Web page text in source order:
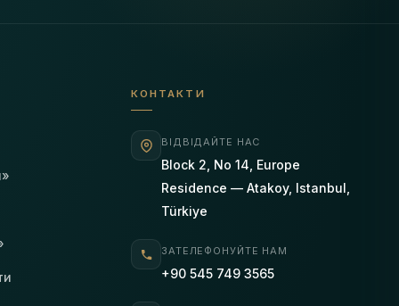
КОНТАКТИ
ВІДВІДАЙТЕ НАС
Block 2, No 14, Europe
Residence — Atakoy, Istanbul,
Türkiye
ЗАТЕЛЕФОНУЙТЕ НАМ
+90 545 749 3565